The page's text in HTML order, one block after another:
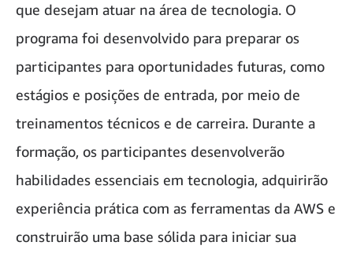
que desejam atuar na área de tecnologia. O
programa foi desenvolvido para preparar os
participantes para oportunidades futuras, como
estágios e posições de entrada, por meio de
treinamentos técnicos e de carreira. Durante a
formação, os participantes desenvolverão
habilidades essenciais em tecnologia, adquirirão
experiência prática com as ferramentas da AWS e
construirão uma base sólida para iniciar sua